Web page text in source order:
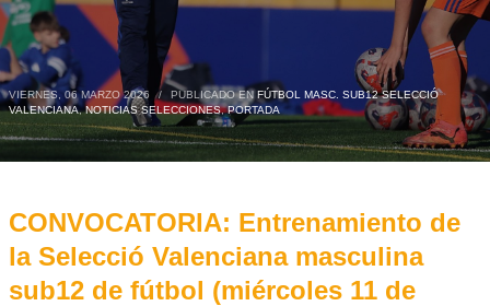
VIERNES, 06 MARZO 2026 / PUBLICADO EN FÚTBOL MASC. SUB12 SELECCIÓ
VALENCIANA,NOTICIAS SELECCIONES,PORTADA
CONVOCATORIA: Entrenamiento de
la Selecció Valenciana masculina
sub12 de fútbol (miércoles 11 de